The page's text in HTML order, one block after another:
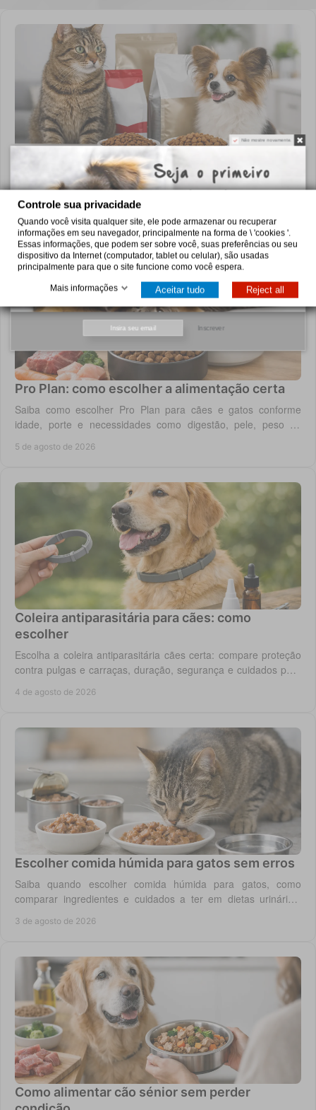
Não mostre novamente.
Inscrever
Como escolher a fórmula Royal Canin certa
Saiba escolher Royal Canin para cão ou gato por idade, porte e
alimentação diária adequada e segura.
6 de agosto de 2026
Pro Plan: como escolher a alimentação certa
Saiba como escolher Pro Plan para cães e gatos conforme
idade, porte e necessidades como digestão, pele, peso ou
5 de agosto de 2026
Coleira antiparasitária para cães: como
escolher
Escolha a coleira antiparasitária cães certa: compare proteção
contra pulgas e carraças, duração, segurança e cuidados para
4 de agosto de 2026
Escolher comida húmida para gatos sem erros
Saiba quando escolher comida húmida para gatos, como
comparar ingredientes e cuidados a ter em dietas urinárias,
3 de agosto de 2026
Como alimentar cão sénior sem perder
Controle sua privacidade
Quando você visita qualquer site, ele pode armazenar ou recuperar
informações em seu navegador, principalmente na forma de \ 'cookies '.
Essas informações, que podem ser sobre você, suas preferências ou seu
dispositivo da Internet (computador, tablet ou celular), são usadas
principalmente para que o site funcione como você espera.
Mais informações Aceitar tudo Reject all